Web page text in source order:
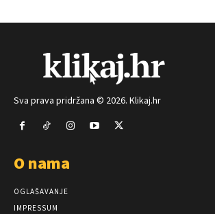
Sva prava pridržana © 2026. Klikaj.hr
O nama
OGLAŠAVANJE
IMPRESSUM